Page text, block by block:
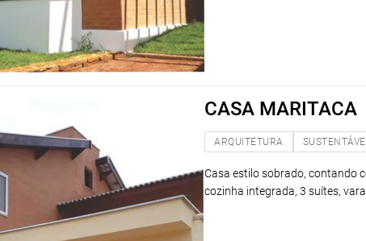
CASA MARITACA
ARQUITETURA
Casa estilo sobrado, contando
cozinha integrada, 3 suítes,